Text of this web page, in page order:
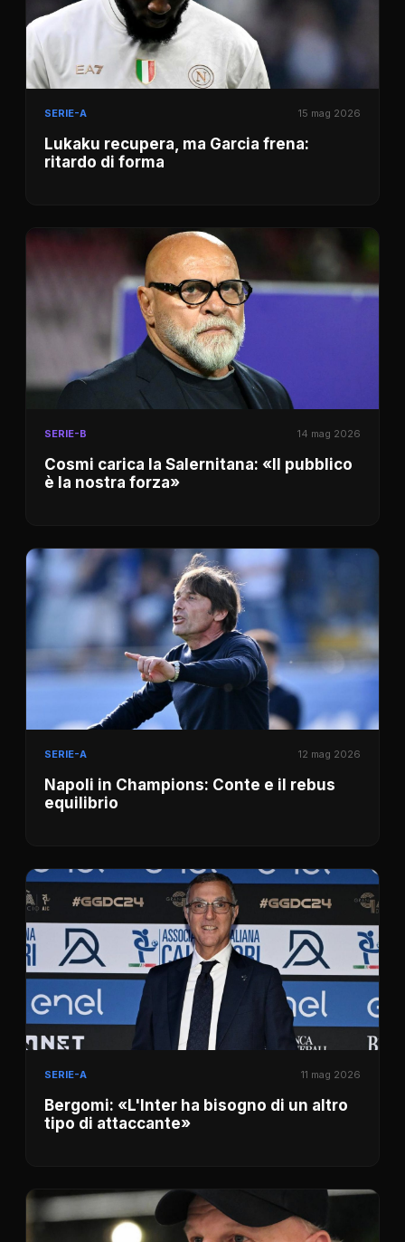
SERIE-A 15 mag 2026
Lukaku recupera, ma Garcia frena:
ritardo di forma
SERIE-B 14 mag 2026
Cosmi carica la Salernitana: «Il pubblico
è la nostra forza»
SERIE-A 12 mag 2026
Napoli in Champions: Conte e il rebus
equilibrio
SERIE-A 11 mag 2026
Bergomi: «L'Inter ha bisogno di un altro
tipo di attaccante»